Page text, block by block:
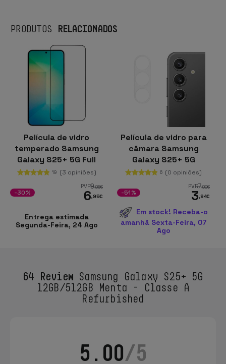
PRODUTOS RELACIONADOS
Película de vidro
temperado Samsung
Galaxy S25+ 5G Full
Screen 3D
19 (3 opiniões)
PVR9,95€
6,95€
-30%
Entrega estimada
Segunda-Feira, 24 Ago
Película de vidro para
câmara Samsung
Galaxy S25+ 5G
6 (0 opiniões)
PVR7,99€
3,94€
-51%
Em stock! Receba-o
amanhã Sexta-Feira, 07
Ago
64 Review Samsung Galaxy S25+ 5G
12GB/512GB Menta - Classe A
Refurbished
5.00/5